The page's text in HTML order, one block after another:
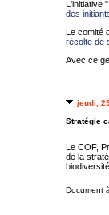
L'initiative
des
Le comité
récolte de
Avec ce
jeudi,
Stratégie
Le COF,
de la
Document